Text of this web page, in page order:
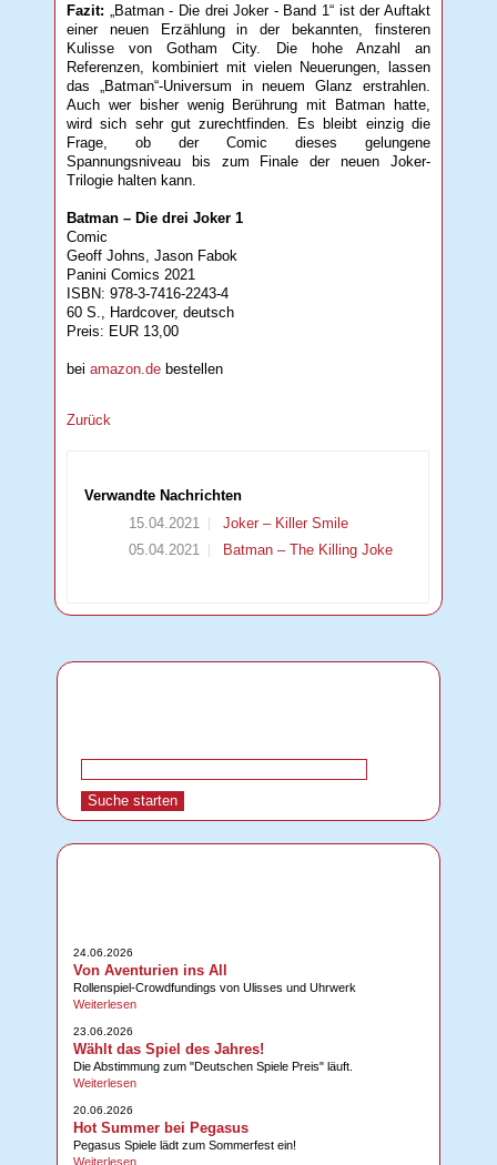
Fazit:
„Batman - Die drei Joker - Band 1“ ist der Auftakt
einer neuen Erzählung in der bekannten, finsteren
Kulisse von Gotham City. Die hohe Anzahl an
Referenzen, kombiniert mit vielen Neuerungen, lassen
das „Batman“-Universum in neuem Glanz erstrahlen.
Auch wer bisher wenig Berührung mit Batman hatte,
wird sich sehr gut zurechtfinden. Es bleibt einzig die
Frage, ob der Comic dieses gelungene
Spannungsniveau bis zum Finale der neuen Joker-
Trilogie halten kann.
Batman – Die drei Joker 1
Comic
Geoff Johns, Jason Fabok
Panini Comics 2021
ISBN: 978-3-7416-2243-4
60 S., Hardcover, deutsch
Preis: EUR 13,00
beiamazon.de bestellen
Zurück
Verwandte Nachrichten
15.04.2021
Joker – Killer Smile
05.04.2021
Batman – The Killing Joke
24.06.2026
Von Aventurien ins All
Rollenspiel-Crowdfundings von Ulisses und Uhrwerk
Weiterlesen
23.06.2026
Wählt das Spiel des Jahres!
Die Abstimmung zum "Deutschen Spiele Preis" läuft.
Weiterlesen
20.06.2026
Hot Summer bei Pegasus
Pegasus Spiele lädt zum Sommerfest ein!
Weiterlesen